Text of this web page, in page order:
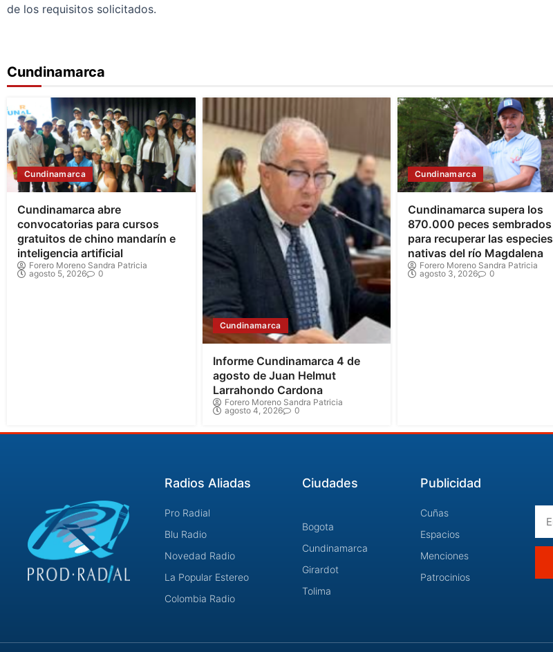
de los requisitos solicitados.
Cundinamarca
Cundinamarca
Cundinamarca abre
convocatorias para cursos
gratuitos de chino mandarín e
inteligencia artificial
Forero Moreno Sandra Patricia
agosto 5, 2026
0
Cundinamarca
Informe Cundinamarca 4 de
agosto de Juan Helmut
Larrahondo Cardona
Forero Moreno Sandra Patricia
agosto 4, 2026
0
Cundinamarca
Cundinamarca supera los
870.000 peces sembrados
para recuperar las especies
nativas del río Magdalena
Forero Moreno Sandra Patricia
agosto 3, 2026
0
Radios Aliadas
Pro Radial
Blu Radio
Novedad Radio
La Popular Estereo
Colombia Radio
Ciudades
Bogota
Cundinamarca
Girardot
Tolima
Publicidad
Cuñas
Espacios
Menciones
Patrocinios